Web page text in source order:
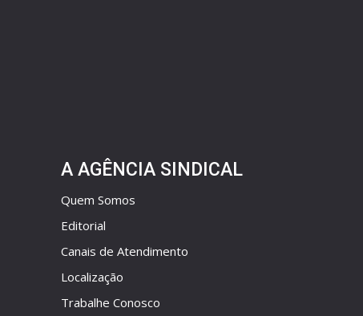
A AGÊNCIA SINDICAL
Quem Somos
Editorial
Canais de Atendimento
Localização
Trabalhe Conosco